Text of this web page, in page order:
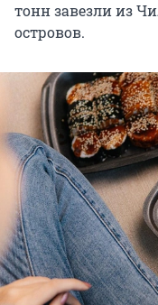
тонн завезли из
островов.